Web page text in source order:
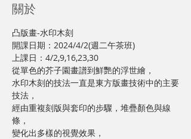
關於
凸版畫-水印木刻
開課日期：2024/4/2(週二午茶班)
上課日：4/2,9,16,23,30
從單色的芥子園畫譜到鮮艷的浮世繪，
水印木刻的技法一直是東方版畫技術中的主要
技法，
經由重複刻版與套印的步驟，堆疊顏色與線
條，
變化出多樣的視覺效果，